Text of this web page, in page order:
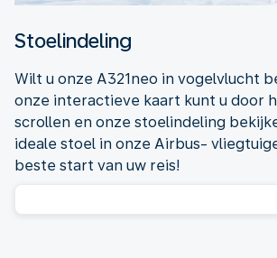
Stoelindeling
Wilt u onze A321neo in vogelvlucht
onze interactieve kaart kunt u door
scrollen en onze stoelindeling
ideale stoel in onze Airbus-
beste start van uw reis!